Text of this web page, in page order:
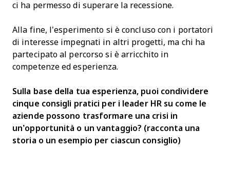
ci ha permesso di superare la recessione.
Alla fine, l’esperimento si è concluso con i portatori
di interesse impegnati in altri progetti, ma chi ha
partecipato al percorso si è arricchito in
competenze ed esperienza.
Sulla base della tua esperienza, puoi condividere
cinque consigli pratici per i leader HR su come le
aziende possono trasformare una crisi in
un’opportunità o un vantaggio? (racconta una
storia o un esempio per ciascun consiglio)